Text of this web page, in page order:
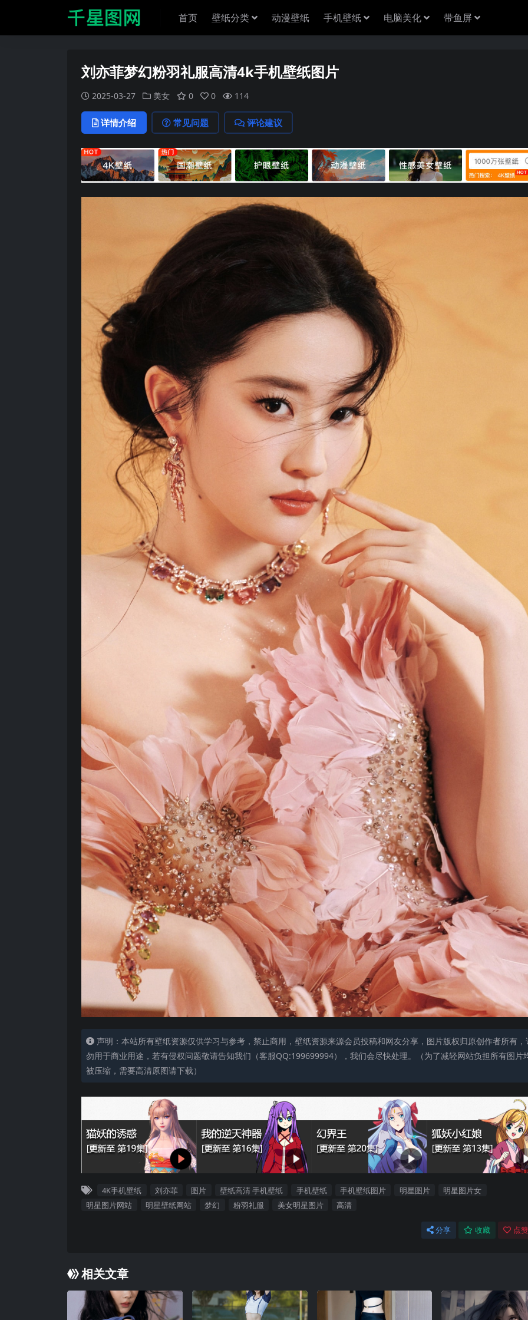
首页 壁纸分类 动漫壁纸 手机壁纸 电脑美化 带鱼屏
刘亦菲梦幻粉羽礼服高清4k手机壁纸图片
2025-03-27 美女 0 0 114
详情介绍 常见问题 评论建议
声明：本站所有壁纸资源仅供学习与参考，禁止商用，壁纸资源来源会员投稿和网友分享，图片版权归原创作者所有，
勿用于商业用途，若有侵权问题敬请告知我们（客服QQ:199699994），我们会尽快处理。（为了减轻网站负担所有图片
被压缩，需要高清原图请下载）
4K手机壁纸 刘亦菲 图片 壁纸高清 手机壁纸 手机壁纸 手机壁纸图片 明星图片
明星图片女
明星图片网站
明星壁纸网站 梦幻 粉羽礼服 美女明星图片 高清
分享 收藏 点
相关文章